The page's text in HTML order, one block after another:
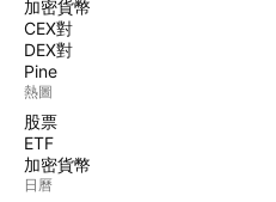
加密貨幣
CEX對
DEX對
Pine
熱圖
股票
ETF
加密貨幣
日曆